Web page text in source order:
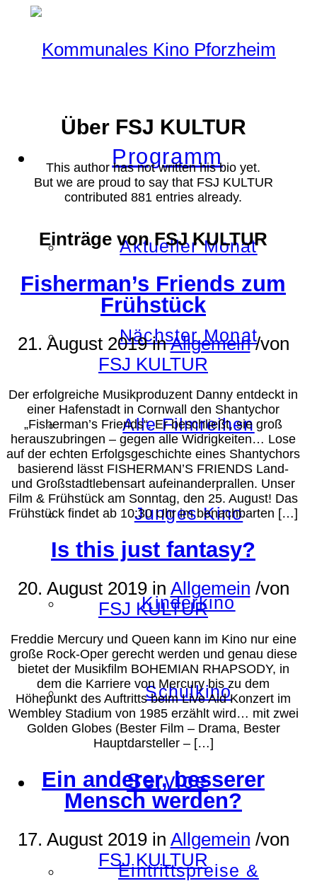
Programm
Aktueller Monat
Nächster Monat
Alle Filmreihen
Junges Kino
Kinderkino
Schulkino
Service
Eintrittspreise &
Über FSJ KULTUR
This author has not written his bio yet.
But we are proud to say that FSJ KULTUR
contributed 881 entries already.
Einträge von FSJ KULTUR
Fisherman’s Friends zum
Frühstück
21. August 2019 inAllgemein /von
FSJ KULTUR
Der erfolgreiche Musikproduzent Danny entdeckt in
einer Hafenstadt in Cornwall den Shantychor
„Fisherman’s Friends“. Er beschließt, sie groß
herauszubringen – gegen alle Widrigkeiten… Lose
auf der echten Erfolgsgeschichte eines Shantychors
basierend lässt FISHERMAN’S FRIENDS Land-
und Großstadtlebensart aufeinanderprallen. Unser
Film & Frühstück am Sonntag, den 25. August! Das
Frühstück findet ab 10:30 Uhr im benachbarten […]
Is this just fantasy?
20. August 2019 in Allgemein /von
FSJ KULTUR
Freddie Mercury und Queen kann im Kino nur eine
große Rock-Oper gerecht werden und genau diese
bietet der Musikfilm BOHEMIAN RHAPSODY, in
dem die Karriere von Mercury bis zu dem
Höhepunkt des Auftritts beim Live Aid Konzert im
Wembley Stadium von 1985 erzählt wird… mit zwei
Golden Globes (Bester Film – Drama, Bester
Hauptdarsteller – […]
Ein anderer, besserer
Mensch werden?
17. August 2019 in Allgemein /von
FSJ KULTUR